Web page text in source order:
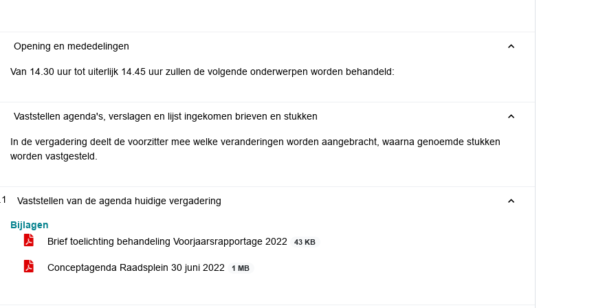
Opening en mededelingen
Van 14.30 uur tot uiterlijk 14.45 uur zullen de volgende onderwerpen worden behandeld:
Vaststellen agenda's, verslagen en lijst ingekomen brieven en stukken
In de vergadering deelt de voorzitter mee welke veranderingen worden aangebracht, waarna genoemde stukken
worden vastgesteld.
Vaststellen van de agenda huidige vergadering
Bijlagen
Brief toelichting behandeling Voorjaarsrapportage 2022
43 KB
Conceptagenda Raadsplein 30 juni 2022 1 MB